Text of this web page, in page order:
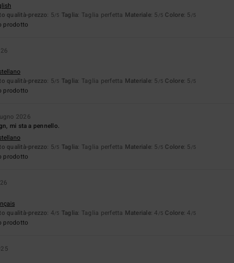
qualità-prezzo: 5/5 Taglia: Taglia perfetta Materiale: 5 /5 Colore: 5 /5
prodotto
qualità-prezzo: 5/5 Taglia: Taglia perfetta Materiale: 5 /5 Colore: 5 /5
prodotto
2026
mi sta a pennello.
qualità-prezzo: 5/5 Taglia: Taglia perfetta Materiale: 5 /5 Colore: 5 /5
prodotto
qualità-prezzo: 4/5 Taglia: Taglia perfetta Materiale: 4 /5 Colore: 4 /5
prodotto